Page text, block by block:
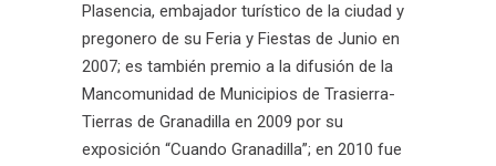
Plasencia, embajador turístico de la ciudad y
pregonero de su Feria y Fiestas de Junio en
2007; es también premio a la difusión de la
Mancomunidad de Municipios de Trasierra-
Tierras de Granadilla en 2009 por su
exposición “Cuando Granadilla”; en 2010 fue